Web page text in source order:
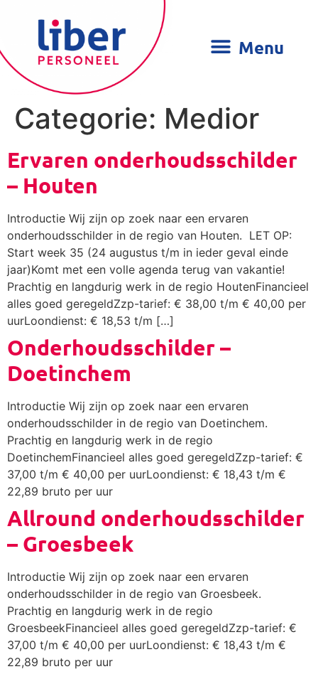
Categorie: Medior
Ervaren onderhoudsschilder
– Houten
Introductie Wij zijn op zoek naar een ervaren
onderhoudsschilder in de regio van Houten. LET OP:
Start week 35 (24 augustus t/m in ieder geval einde
jaar)Komt met een volle agenda terug van vakantie!
Prachtig en langdurig werk in de regio HoutenFinancieel
alles goed geregeldZzp-tarief: € 38,00 t/m € 40,00 per
uurLoondienst: € 18,53 t/m […]
Onderhoudsschilder –
Doetinchem
Introductie Wij zijn op zoek naar een ervaren
onderhoudsschilder in de regio van Doetinchem.
Prachtig en langdurig werk in de regio
DoetinchemFinancieel alles goed geregeldZzp-tarief: €
37,00 t/m € 40,00 per uurLoondienst: € 18,43 t/m €
22,89 bruto per uur
Allround onderhoudsschilder
– Groesbeek
Introductie Wij zijn op zoek naar een ervaren
onderhoudsschilder in de regio van Groesbeek.
Prachtig en langdurig werk in de regio
GroesbeekFinancieel alles goed geregeldZzp-tarief: €
37,00 t/m € 40,00 per uurLoondienst: € 18,43 t/m €
22,89 bruto per uur